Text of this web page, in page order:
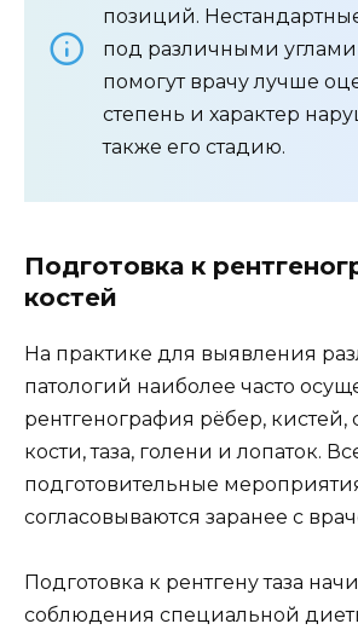
позиций.
под различными углами
помогут врачу лучше
степень и характер
также его стадию.
Подготовка к
костей
На практике для выявления
патологий наиболее часто
рентгенография рёбер, кистей,
кости, таза, голени и лопаток.
подготовительные
согласовываются заранее с
Подготовка к рентгену таза
соблюдения специальной